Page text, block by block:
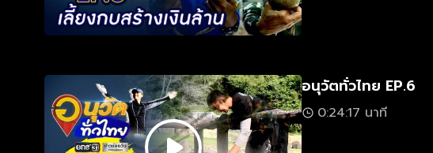
อนุวัตทั่วไทย EP.6
0:24:17 นาที